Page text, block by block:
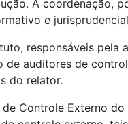
A coordenação,
e
responsáveis pela
de auditores de
do relator.
Controle Externo do